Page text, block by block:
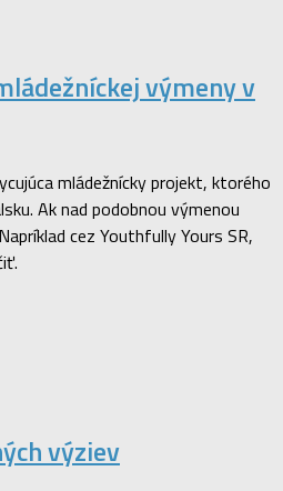
výmeny v
mládežnícky projekt, ktorého
Ak nad podobnou výmenou
cez Youthfully Yours SR,
výziev